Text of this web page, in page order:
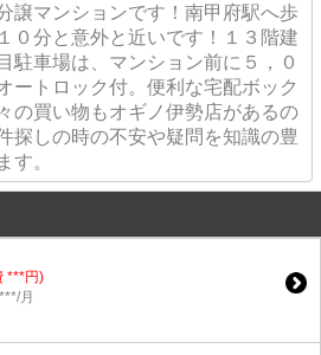
譲マンションです！南甲府駅へ歩
０分と意外と近いです！１３階建
駐車場は、マンション前に５，０
ートロック付。便利な宅配ボック
の買い物もオギノ伊勢店があるの
探しの時の不安や疑問を知識の豊
す。
***円)
月